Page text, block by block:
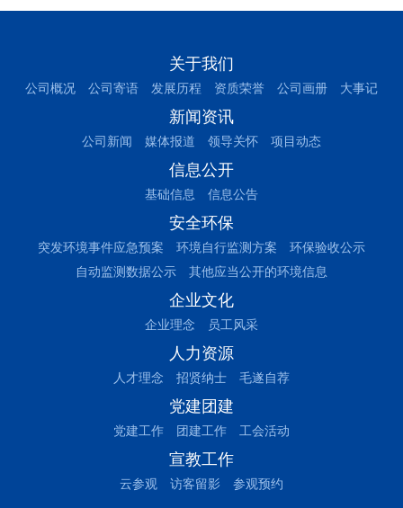
关于我们
公司概况 公司寄语 发展历程 资质荣誉 公司画册 大事记
新闻资讯
公司新闻 媒体报道 领导关怀 项目动态
信息公开
基础信息 信息公告
安全环保
突发环境事件应急预案 环境自行监测方案
环保验收公示
自动监测数据公示
其他应当公开的环境信息
企业文化
企业理念 员工风采
人力资源
人才理念 招贤纳士 毛遂自荐
党建团建
党建工作 团建工作 工会活动
宣教工作
云参观 访客留影 参观预约